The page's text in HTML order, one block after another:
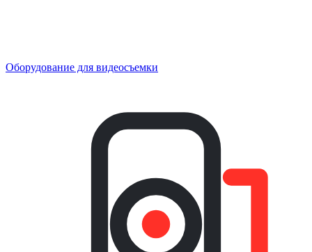
Оборудование для видеосъемки